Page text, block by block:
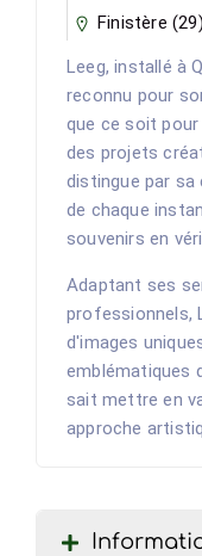
Finistère (29)
Leeg, installé à
reconnu pour
que ce soit
des projets
distingue par
de chaque
souvenirs en
Adaptant ses
professionnels,
d'images
emblématiques
sait mettre en
approche